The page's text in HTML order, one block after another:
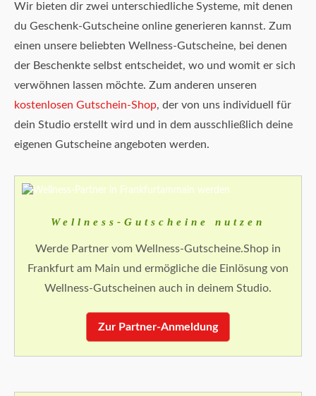
Wir bieten dir zwei unterschiedliche Systeme, mit denen
du Geschenk-Gutscheine online generieren kannst. Zum
einen unsere beliebten Wellness-Gutscheine, bei denen
der Beschenkte selbst entscheidet, wo und womit er sich
verwöhnen lassen möchte. Zum anderen unseren
kostenlosen Gutschein-Shop, der von uns individuell für
dein Studio erstellt wird und in dem ausschließlich deine
eigenen Gutscheine angeboten werden.
Wellness-Gutscheine nutzen
Werde Partner vom Wellness-Gutscheine.Shop in
Frankfurt am Main und ermögliche die Einlösung von
Wellness-Gutscheinen auch in deinem Studio.
Zur Partner-Anmeldung